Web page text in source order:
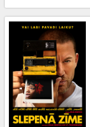
B2B
Kino
Klubs